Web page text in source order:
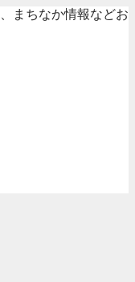
まちなか情報などお